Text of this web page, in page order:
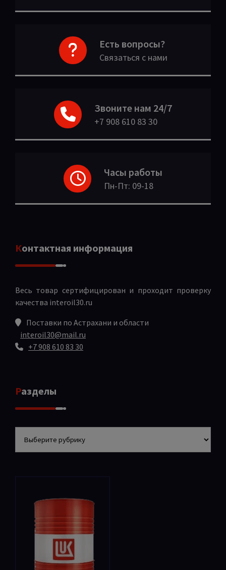
Есть вопросы?
Связаться с нами
Звоните нам 24/7
+7 908 610 83 30
Часы работы
Пн-Пт: 09-18
Контактная информация
Весь товар сертифицирован и проходит проверку
качества interoil30.ru
Поставки по Астрахани и области
interoil30@mail.ru
+7 908 610 83 30
Разделы